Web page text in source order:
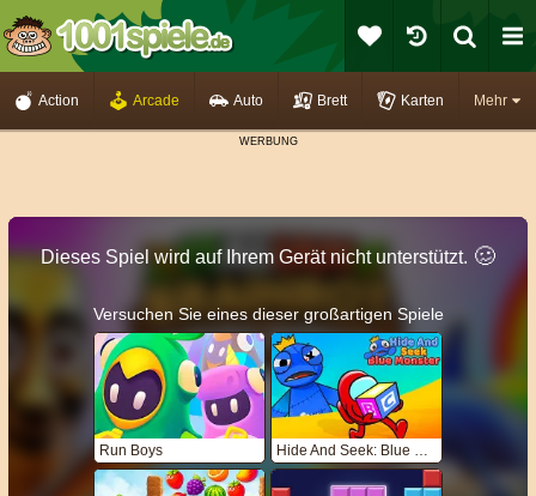
Mehr
Action Arcade Auto Brett Karten
Dieses Spiel wird auf Ihrem Gerät nicht unterstützt. 🥴️
Versuchen Sie eines dieser großartigen Spiele
Run Boys